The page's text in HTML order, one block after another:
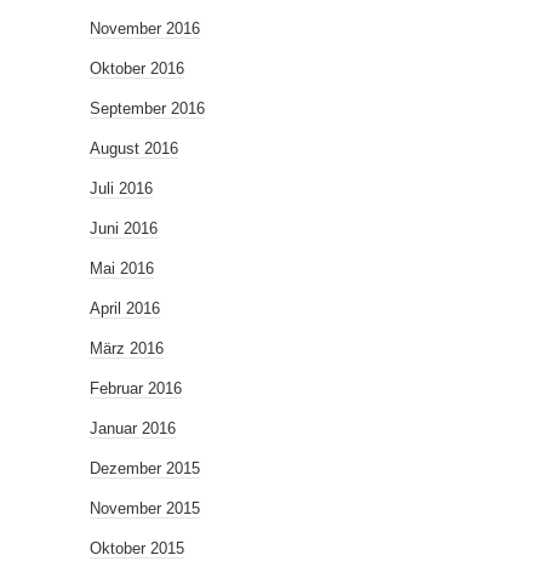
November 2016
Oktober 2016
September 2016
August 2016
Juli 2016
Juni 2016
Mai 2016
April 2016
März 2016
Februar 2016
Januar 2016
Dezember 2015
November 2015
Oktober 2015